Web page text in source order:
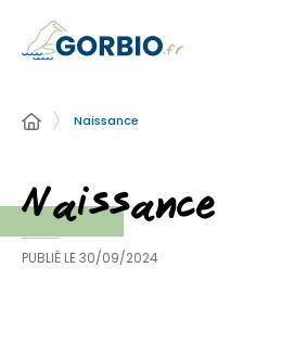
Naissance
Naissance
PUBLIÉ LE30/09/2024